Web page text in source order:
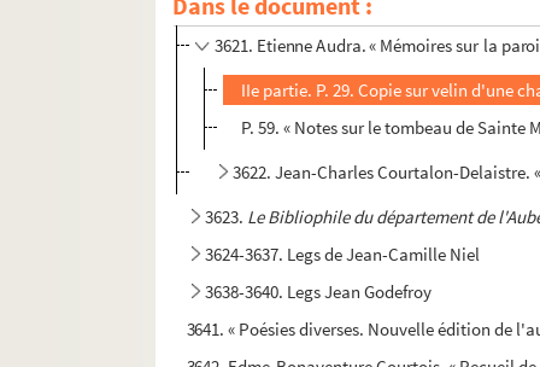
3619-3620. Jacques Cousinet. «
3621. Etienne Audra. « Mémoires sur la
IIe partie. P. 29. Copie sur velin d'une
P. 59. « Notes sur le tombeau de Sainte
3622. Jean-Charles Courtalon-
3623. Le Bibliophile du département de
3624-3637. Legs de Jean-Camille Niel
3638-3640. Legs Jean Godefroy
3641. « Poésies diverses. Nouvelle édition de